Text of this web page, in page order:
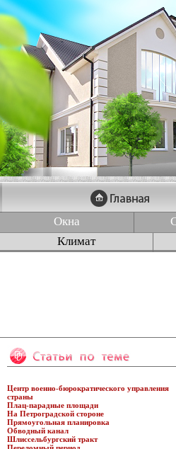
Окна
Климат
Центр военно-бюрократического управления
страны
Плац-парадные площади
На Петроградской стороне
Прямоугольная планировка
Обводный канал
Шлиссельбургский тракт